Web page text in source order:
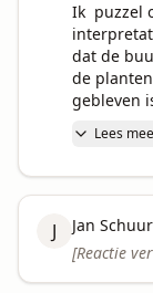
Ik  puzzel
dat de
de
gebleven
Lees
J Jan
[Reactie